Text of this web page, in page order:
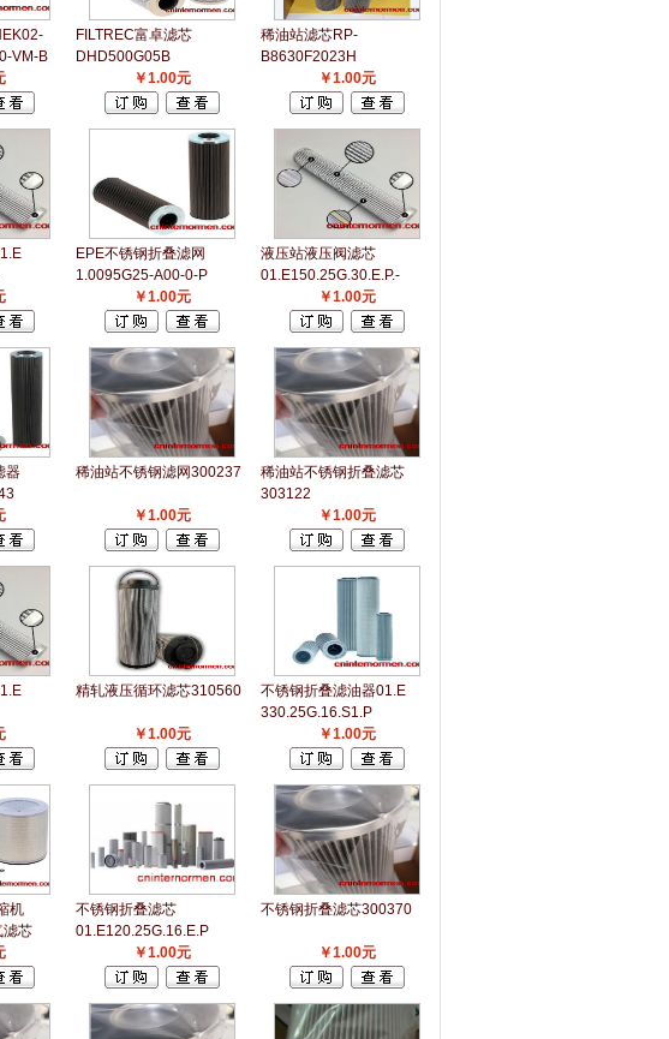
VM-B
FILTREC富卓滤芯
DHD500G05B
￥1.00元
稀油站滤芯RP-
B8630F2023H
￥1.00元
EPE不锈钢折叠滤网
1.0095G25-A00-0-P
￥1.00元
液压站液压阀滤芯
01.E150.25G.30.E.P.-
￥1.00元
器
稀油站不锈钢滤网300237
￥1.00元
稀油站不锈钢折叠滤芯
303122
￥1.00元
精轧液压循环滤芯310560
￥1.00元
不锈钢折叠滤油器01.E
330.25G.16.S1.P
￥1.00元
机
滤芯
不锈钢折叠滤芯
01.E120.25G.16.E.P
￥1.00元
不锈钢折叠滤芯300370
￥1.00元